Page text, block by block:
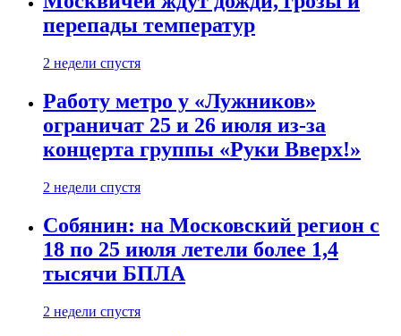
перепады температур
2 недели спустя
Работу метро у «Лужников»
ограничат 25 и 26 июля из-за
концерта группы «Руки Вверх!»
2 недели спустя
Собянин: на Московский регион с
18 по 25 июля летели более 1,4
тысячи БПЛА
2 недели спустя